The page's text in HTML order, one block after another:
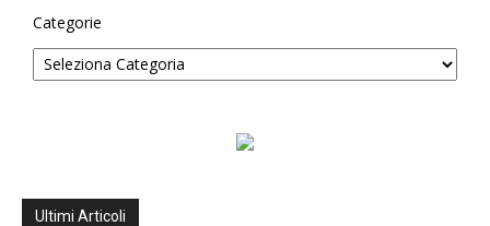
Categorie
Ultimi Articoli